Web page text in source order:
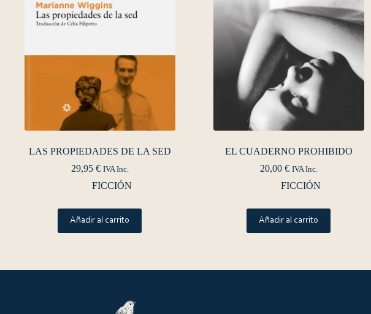
LAS PROPIEDADES DE LA SED
29,95 € IVA Inc.
FICCIÓN
Añadir al carrito
EL CUADERNO PROHIBIDO
20,00 € IVA Inc.
FICCIÓN
Añadir al carrito